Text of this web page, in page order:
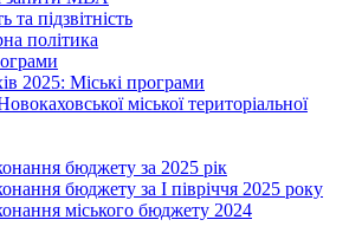
та підзвітність
політика
2025: Міські програми
міської територіальної
бюджету за 2025 рік
бюджету за І півріччя 2025 року
міського бюджету 2024